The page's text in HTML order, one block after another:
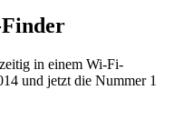
in einem Wi-Fi-
und jetzt die Nummer 1